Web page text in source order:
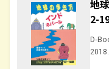
地
2-
D-